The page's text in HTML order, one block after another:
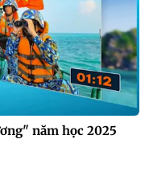
năm học 2025